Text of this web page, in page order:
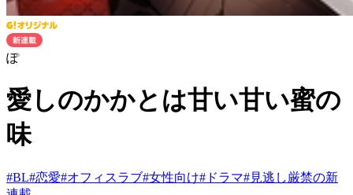
ぽ
愛しのかかとは甘い甘い蜜の
味
#BL#恋愛#オフィスラブ#女性向け# ドラマ#見逃し厳禁の新